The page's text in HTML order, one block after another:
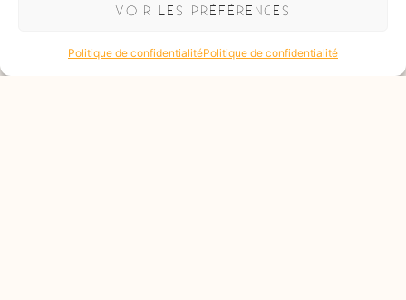
VOIR LES PRÉFÉRENCES
Politique de confidentialitéPolitique de confidentialité